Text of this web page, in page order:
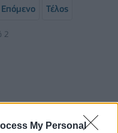
My Personal
Επόμενο Τέλος
2